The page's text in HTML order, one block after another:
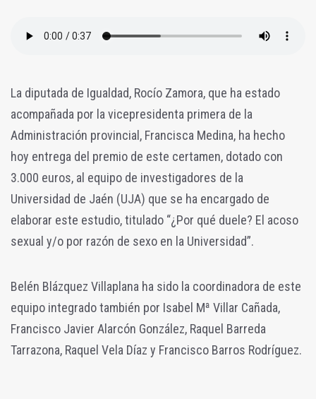
La diputada de Igualdad, Rocío Zamora, que ha estado
acompañada por la vicepresidenta primera de la
Administración provincial, Francisca Medina, ha hecho
hoy entrega del premio de este certamen, dotado con
3.000 euros, al equipo de investigadores de la
Universidad de Jaén (UJA) que se ha encargado de
elaborar este estudio, titulado “¿Por qué duele? El acoso
sexual y/o por razón de sexo en la Universidad”.
Belén Blázquez Villaplana ha sido la coordinadora de este
equipo integrado también por Isabel Mª Villar Cañada,
Francisco Javier Alarcón González, Raquel Barreda
Tarrazona, Raquel Vela Díaz y Francisco Barros Rodríguez.